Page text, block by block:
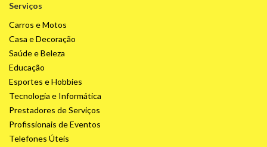
Serviços
Carros e Motos
Casa e Decoração
Saúde e Beleza
Educação
Esportes e Hobbies
Tecnologia e Informática
Prestadores de Serviços
Profissionais de Eventos
Telefones Úteis